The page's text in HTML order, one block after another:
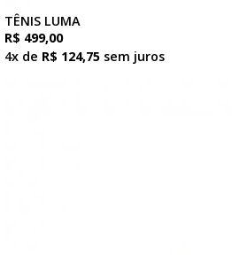
TÊNIS LUMA
R$ 499,00
4x de R$ 124,75 sem juros